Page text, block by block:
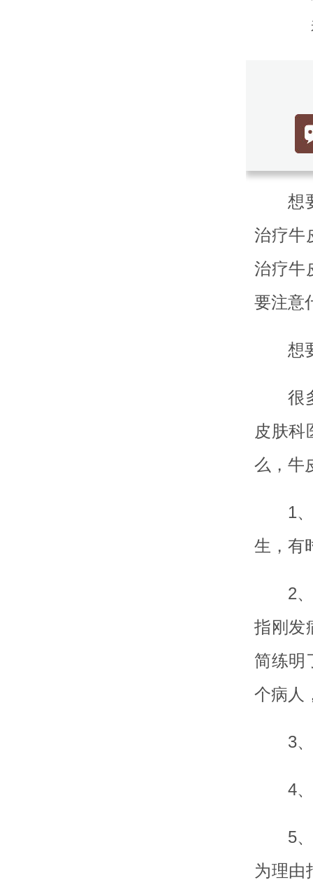
想
治疗牛
治疗牛
要注意
想
很
皮肤科
么，牛
1
生，有
2
指刚发
简练明
个病人
3
4
5
为理由